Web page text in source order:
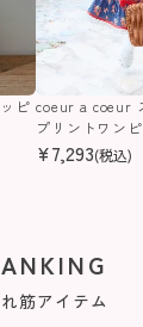
ピ coeur a coeur
プリントワン
¥7,293(税込)
筋アイテム